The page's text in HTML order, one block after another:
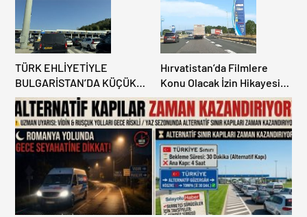
TÜRK EHLİYETİYLE
BULGARİSTAN’DA KÜÇÜK
HATA, ARACINA 6 AY EL
KONULMASINA YOL AÇTI
Hırvatistan’da Filmlere
Konu Olacak İzin Hikayesi:
Benzinlikte Eşini Unuttu!